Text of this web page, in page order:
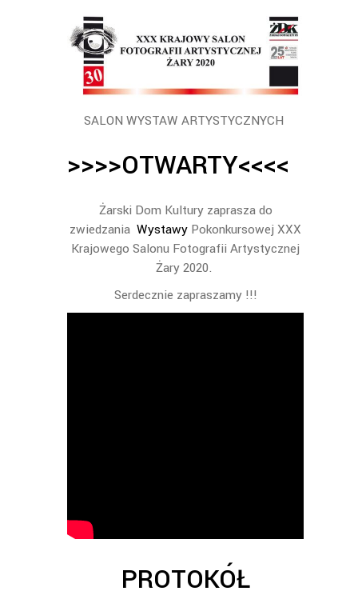
SALON WYSTAW ARTYSTYCZNYCH
>>>>OTWARTY<<<<
Żarski Dom Kultury zaprasza do
zwiedzania Wystawy Pokonkursowej XXX
Krajowego Salonu Fotografii Artystycznej
Żary 2020.
Serdecznie zapraszamy !!!
PROTOKÓŁ